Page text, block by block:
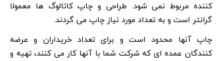
کننده مربوط نمی شود. طراحی و چاپ کاتالوگ ها معمولا
گرانتر است و به تعداد مورد نیاز چاپ می گردند.
چاپ آنها محدود است و برای تعداد خریداران و عرضه
کنندگان عمده ای که شرکت شما با آنها کار می کنند، تهیه و